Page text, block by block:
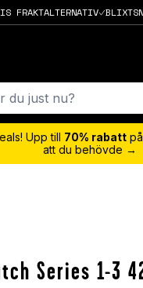
FRAKTALTERNATIV
Upp till 70% rabatt
att du behövde →
Series 1-3